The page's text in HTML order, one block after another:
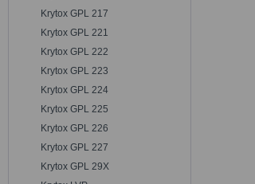
Krytox GPL 217
Krytox GPL 221
Krytox GPL 222
Krytox GPL 223
Krytox GPL 224
Krytox GPL 225
Krytox GPL 226
Krytox GPL 227
Krytox GPL 29X